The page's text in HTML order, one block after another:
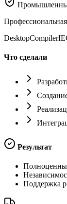
DesktopCompiler
Что сделали
Результат
Поддержка